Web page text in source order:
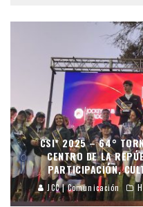
CSI* 2025 – 64°
CENTRO DE LA
PARTICIPACIÓN,
JCC | Comunicación